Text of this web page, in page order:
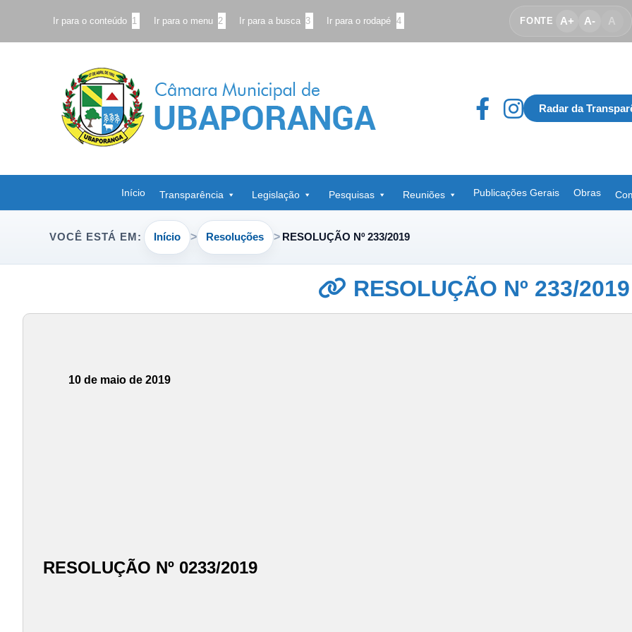
Ir para o conteúdo 1 Ir para o menu 2 Ir para a busca 3 Ir para o rodapé 4 FONTE A+ A- A
Radar da
Início Transparência Legislação Pesquisas Reuniões Publicações Gerais Obras
VOCÊ ESTÁ EM: Início Resoluções RESOLUÇÃO Nº 233/2019
RESOLUÇÃO Nº 233/2019
10 de maio de 2019
RESOLUÇÃO Nº 0233/2019